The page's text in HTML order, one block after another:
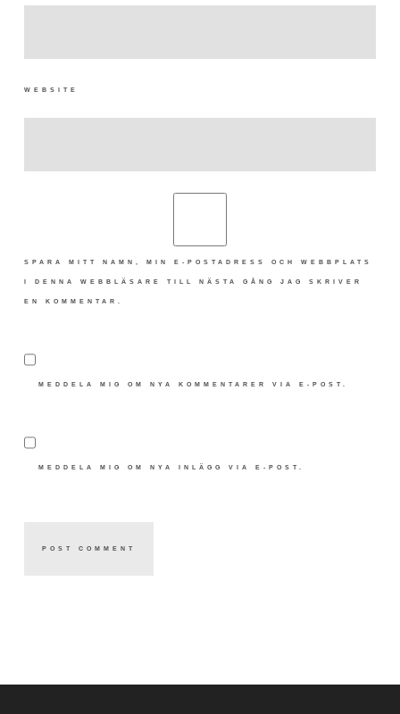
WEBSITE
SPARA MITT NAMN, MIN E-POSTADRESS OCH WEBBPLATS
I DENNA WEBBLÄSARE TILL NÄSTA GÅNG JAG SKRIVER
EN KOMMENTAR.
MEDDELA MIG OM NYA KOMMENTARER VIA E-POST.
MEDDELA MIG OM NYA INLÄGG VIA E-POST.